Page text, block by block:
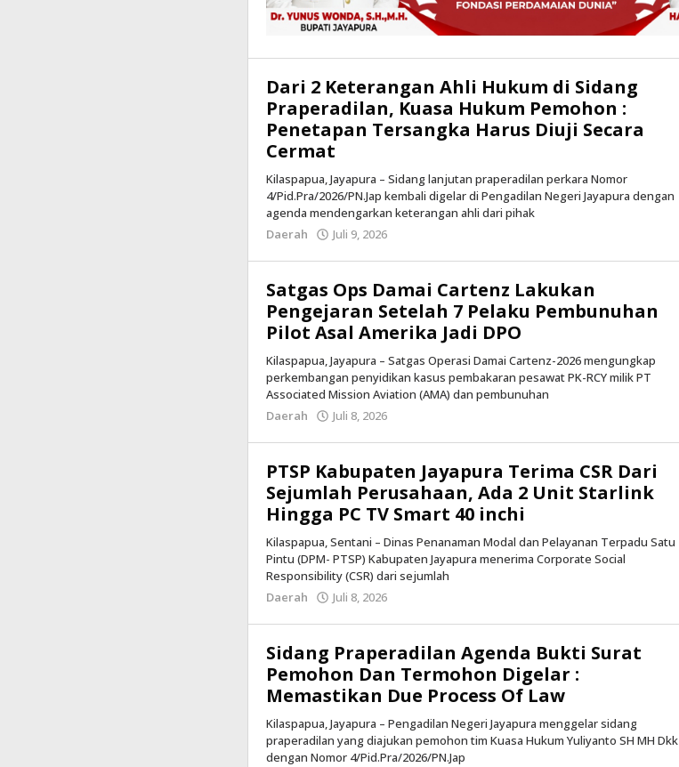
Dari 2 Keterangan Ahli Hukum di Sidang
Praperadilan, Kuasa Hukum Pemohon :
Penetapan Tersangka Harus Diuji Secara
Cermat
Kilaspapua, Jayapura – Sidang lanjutan praperadilan perkara Nomor
4/Pid.Pra/2026/PN.Jap kembali digelar di Pengadilan Negeri Jayapura dengan
agenda mendengarkan keterangan ahli dari pihak
Daerah
Juli 9, 2026
Satgas Ops Damai Cartenz Lakukan
Pengejaran Setelah 7 Pelaku Pembunuhan
Pilot Asal Amerika Jadi DPO
Kilaspapua, Jayapura – Satgas Operasi Damai Cartenz-2026 mengungkap
perkembangan penyidikan kasus pembakaran pesawat PK-RCY milik PT
Associated Mission Aviation (AMA) dan pembunuhan
Daerah
Juli 8, 2026
PTSP Kabupaten Jayapura Terima CSR Dari
Sejumlah Perusahaan, Ada 2 Unit Starlink
Hingga PC TV Smart 40 inchi
Kilaspapua, Sentani – Dinas Penanaman Modal dan Pelayanan Terpadu Satu
Pintu (DPM- PTSP) Kabupaten Jayapura menerima Corporate Social
Responsibility (CSR) dari sejumlah
Daerah
Juli 8, 2026
Sidang Praperadilan Agenda Bukti Surat
Pemohon Dan Termohon Digelar :
Memastikan Due Process Of Law
Kilaspapua, Jayapura – Pengadilan Negeri Jayapura menggelar sidang
praperadilan yang diajukan pemohon tim Kuasa Hukum Yuliyanto SH MH Dkk
dengan Nomor 4/Pid.Pra/2026/PN.Jap